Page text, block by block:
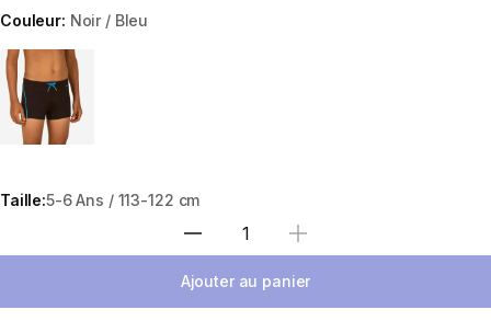
Couleur: Noir / Bleu
Choose a variant
Taille:5-6 Ans / 113-122 cm
Sélectionnez la quantité
Ajouter au panier